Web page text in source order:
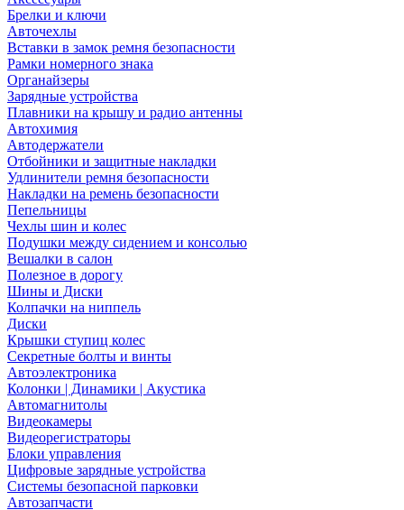
Брелки и ключи
Авточехлы
Вставки в замок ремня безопасности
Рамки номерного знака
Органайзеры
Зарядные устройства
Плавники на крышу и радио антенны
Автохимия
Автодержатели
Отбойники и защитные накладки
Удлинители ремня безопасности
Накладки на ремень безопасности
Пепельницы
Чехлы шин и колес
Подушки между сидением и консолью
Вешалки в салон
Полезное в дорогу
Шины и Диски
Колпачки на ниппель
Диски
Крышки ступиц колес
Секретные болты и винты
Автоэлектроника
Колонки | Динамики | Акустика
Автомагнитолы
Видеокамеры
Видеорегистраторы
Блоки управления
Цифровые зарядные устройства
Системы безопасной парковки
Автозапчасти